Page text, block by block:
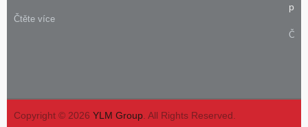
Čtěte více
Copyright © 2026 YLM Group . All Rights Reserved.